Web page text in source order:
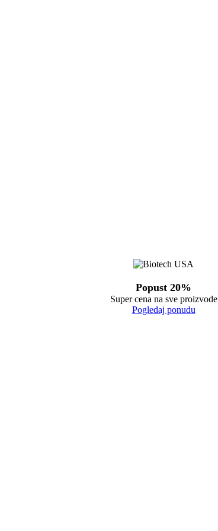
Popust 20%
Super cena na sve proizvode
Pogledaj ponudu